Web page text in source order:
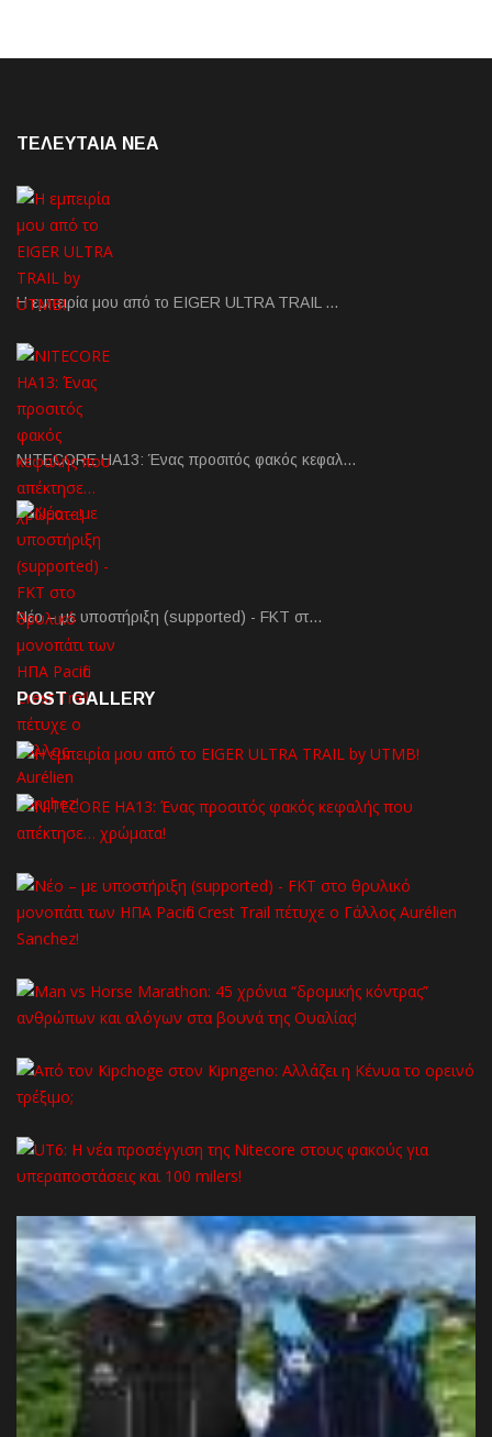
ΤΕΛΕΥΤΑΙΑ NEA
Η εμπειρία μου από το EIGER ULTRA TRAIL …
NITECORE HA13: Ένας προσιτός φακός κεφαλ…
Νέο – με υποστήριξη (supported) - FKT στ…
POST GALLERY